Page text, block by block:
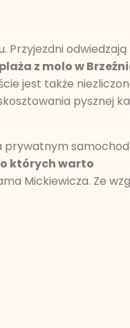
Przyjezdni
z molo w
jest także
pysznej
prywatnym
których warto
Mickiewicza. Ze